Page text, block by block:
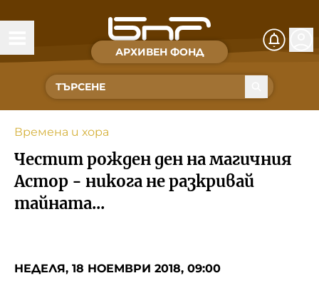
АРХИВЕН ФОНД
Времена и хора
Култура
Музика
Спорт
За Нас
Времена и хора
Честит рожден ден на магичния
Астор - никога не разкривай
тайната...
НЕДЕЛЯ, 18 НОЕМВРИ 2018, 09:00